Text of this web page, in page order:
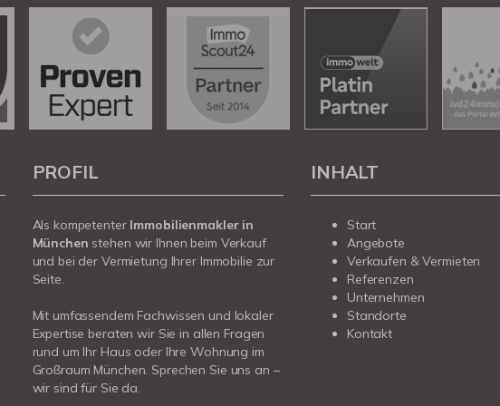
PROFIL
Als kompetenter Immobilienmakler in
München stehen wir Ihnen beim Verkauf
und bei der Vermietung Ihrer Immobilie zur
Seite.
Mit umfassendem Fachwissen und lokaler
Expertise beraten wir Sie in allen Fragen
rund um Ihr Haus oder Ihre Wohnung im
Großraum München. Sprechen Sie uns an –
wir sind für Sie da.
INHALT
Start
Angebote
Verkaufen & Vermieten
Referenzen
Unternehmen
Standorte
Kontakt